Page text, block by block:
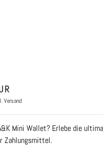
Versand
Mini Wallet? Erlebe die
Zahlungsmittel.